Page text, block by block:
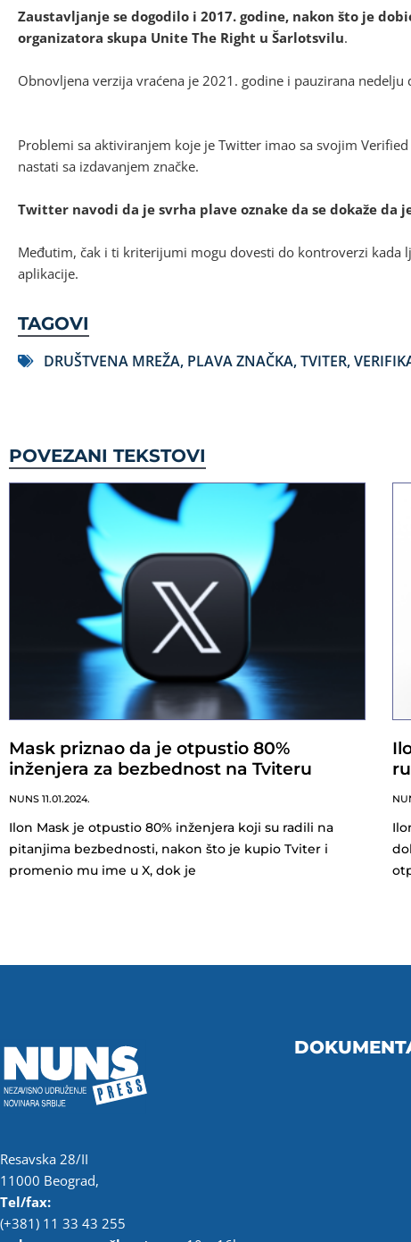
Zaustavljanje se dogodilo i 2017. godine, nakon što je
organizatora skupa Unite The Right u Šarlotsvilu.
Obnovljena verzija vraćena je 2021. godine i pauzirana nedelju
Problemi sa aktiviranjem koje je Twitter imao sa svojim
nastati sa izdavanjem značke.
Twitter navodi da je svrha plave oznake da se dokaže da
Međutim, čak i ti kriterijumi mogu dovesti do kontroverzi kada
aplikacije.
TAGOVI
DRUŠTVENA MREŽA, PLAVA ZNAČKA,TVITER,
POVEZANI TEKSTOVI
Mask priznao da je otpustio 80%
inženjera za bezbednost na Tviteru
NUNS 11.01.2024.
Ilon Mask je otpustio 80% inženjera koji su radili na
pitanjima bezbednosti, nakon što je kupio Tviter i
promenio mu ime u X, dok je
Resavska 28/II
11000 Beograd,
Tel/fax:
(+381) 11 33 43 255